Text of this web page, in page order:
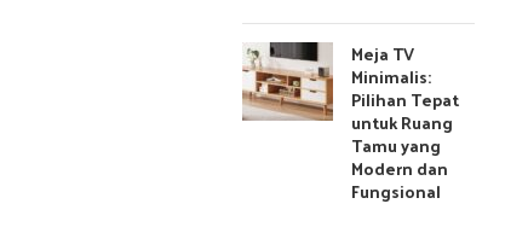
Meja TV
Minimalis:
Pilihan Tepat
untuk Ruang
Tamu yang
Modern dan
Fungsional